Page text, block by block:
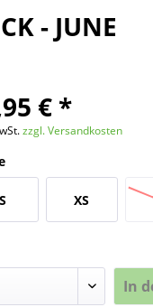
- JUNE
€ *
zzgl. Versandkosten
S XS
In